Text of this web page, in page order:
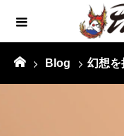
Blog 幻想を